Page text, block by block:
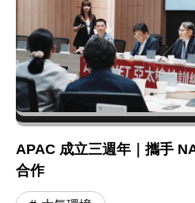
APAC 成立三週年｜攜手
合作